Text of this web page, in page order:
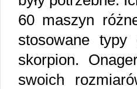
60 maszyn
stosowane
skorpion.
swoich